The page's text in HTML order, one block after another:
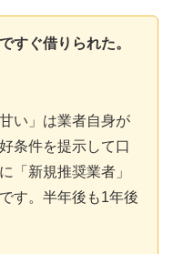
すぐ借りられた。
い」は業者自身が
条件を提示して口
「新規推奨業者」
す。半年後も1年後